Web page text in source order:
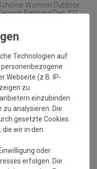
Wohnen Outdoor
Parkland Des.221
Versandkostenfrei*
Versandkostenfrei*
Technologien auf
Webseite (z.B. IP-
zu
einzubinden
analysieren. Die
gesetzte Cookies.
wir in den
oder
erfolgen. Die